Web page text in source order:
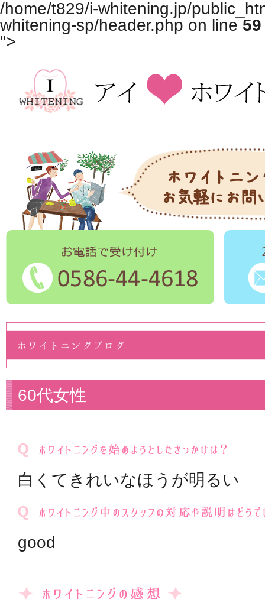
/home/t829/i-whitening.jp/
whitening-sp/header.php on line 59
">
60代女性
白くてきれいなほうが明るい
good